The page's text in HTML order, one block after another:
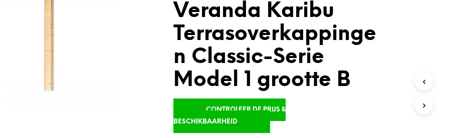
Veranda Karibu
Terrasoverkappinge
n Classic-Serie
Model 1 grootte B
CONTROLEER DE PRIJS &
BESCHIKBAARHEID